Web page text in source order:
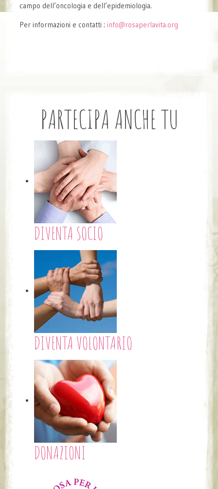
campo dell’oncologia e dell’epidemiologia.
Per informazioni e contatti : info@rosaperlavita.org
PARTECIPA ANCHE TU
DIVENTA SOCIO
DIVENTA VOLONTARIO
DONAZIONI